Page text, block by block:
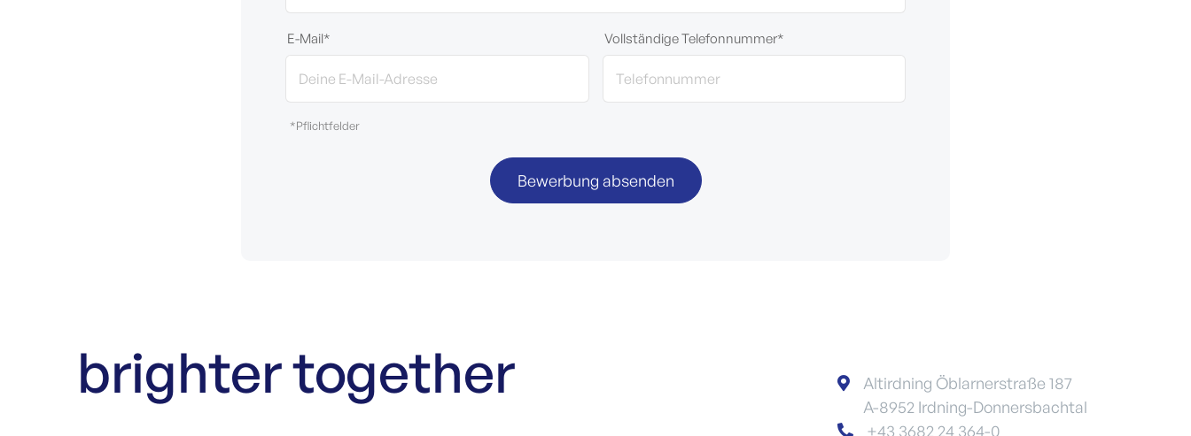
E-Mail* Vollständige Telefonnummer*
*Pflichtfelder
brighter together 
Altirdning Öblarnerstraße 187
A-8952 Irdning-Donnersbachtal
 +43 3682 24 364-0